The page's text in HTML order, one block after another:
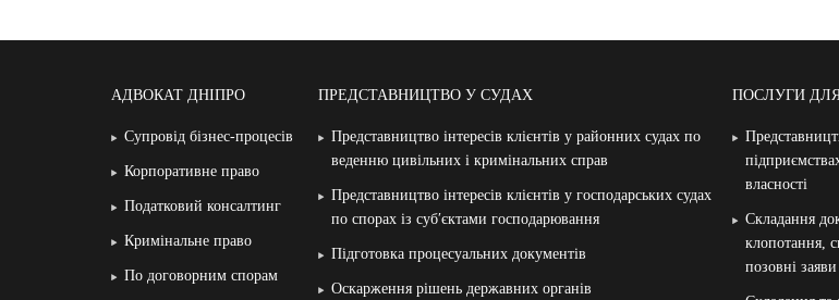
АДВОКАТ ДНІПРО
Супровід бізнес-процесів
Корпоративне право
Податковий консалтинг
Кримінальне право
По договорним спорам
ПРЕДСТАВНИЦТВО У СУДАХ
Представництво інтересів клієнтів у районних судах по
веденню цивільних і кримінальних справ
Представництво інтересів клієнтів у господарських судах
по спорах із суб′єктами господарювання
Підготовка процесуальних документів
Оскарження рішень державних органів
ПОСЛУГИ ДЛЯ
власності
Складання
клопотання,
позовні заяви